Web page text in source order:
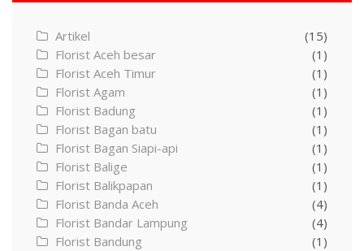
Artikel
(15)
Florist Aceh besar
(1)
Florist Aceh Timur
(1)
Florist Agam
(1)
Florist Badung
(1)
Florist Bagan batu
(1)
Florist Bagan Siapi-api
(1)
Florist Balige
(1)
Florist Balikpapan
(1)
Florist Banda Aceh
(4)
Florist Bandar Lampung
(4)
Florist Bandung
(1)